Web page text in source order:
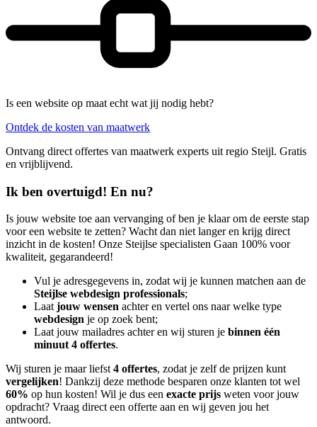
Is een website op maat echt wat jij nodig hebt?
Ontdek de kosten van maatwerk
Ontvang direct offertes van maatwerk experts uit regio Steijl. Gratis
en vrijblijvend.
Ik ben overtuigd! En nu?
Is jouw website toe aan vervanging of ben je klaar om de eerste stap
voor een website te zetten? Wacht dan niet langer en krijg direct
inzicht in de kosten! Onze Steijlse specialisten Gaan 100% voor
kwaliteit, gegarandeerd!
Vul je adresgegevens in, zodat wij je kunnen matchen aan de
Steijlse webdesign professionals;
Laat jouw wensen achter en vertel ons naar welke type
webdesign je op zoek bent;
Laat jouw mailadres achter en wij sturen je binnen één
minuut 4 offertes.
Wij sturen je maar liefst 4 offertes, zodat je zelf de prijzen kunt
vergelijken! Dankzij deze methode besparen onze klanten tot wel
60% op hun kosten! Wil je dus een exacte prijs weten voor jouw
opdracht? Vraag direct een offerte aan en wij geven jou het
antwoord.